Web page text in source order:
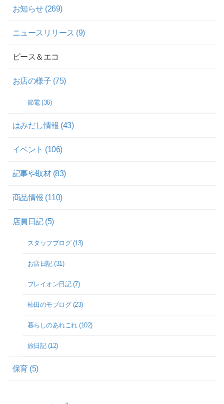
お知らせ (269)
ニュースリリース (9)
ピース＆エコ
お店の様子 (75)
節電 (36)
はみだし情報 (43)
イベント (106)
記事や取材 (83)
商品情報 (110)
店員日記 (5)
スタッフブログ (13)
お店日記 (31)
プレイオン日記 (7)
柿田のモブログ (23)
暮らしのあれこれ (102)
旅日記 (12)
保育 (5)